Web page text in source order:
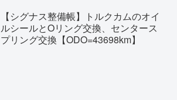
【シグナス整備帳】トルクカムのオイ
ルシールとOリング交換、センタース
プリング交換【ODO=43698km】